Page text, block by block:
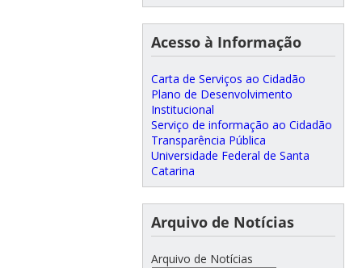
Acesso à Informação
Carta de Serviços ao Cidadão
Plano de Desenvolvimento
Institucional
Serviço de informação ao Cidadão
Transparência Pública
Universidade Federal de Santa
Catarina
Arquivo de Notícias
Arquivo de Notícias